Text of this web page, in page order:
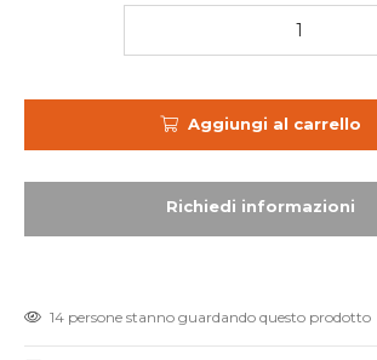
Aggiungi al carrello
14 persone stanno guardando questo prodotto